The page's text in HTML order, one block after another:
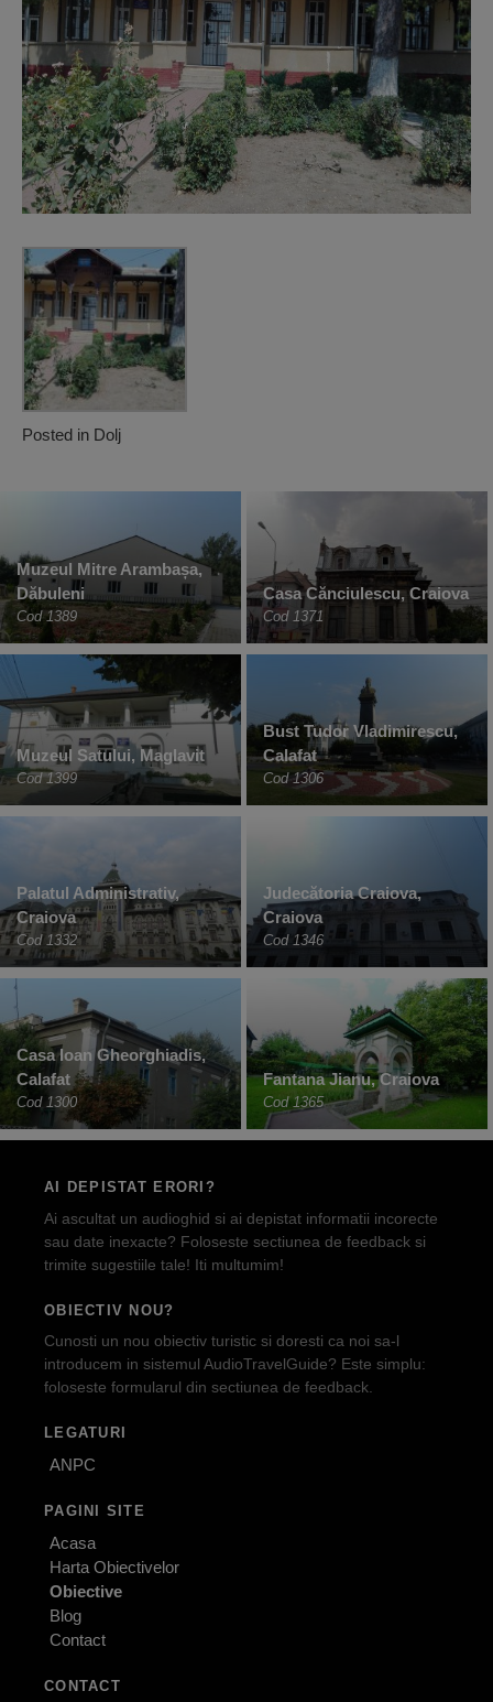
Posted in Dolj
Muzeul Mitre Arambașa,
Dăbuleni
Cod 1389
Casa Cănciulescu, Craiova
Cod 1371
Muzeul Satului, Maglavit
Cod 1399
Bust Tudor Vladimirescu,
Calafat
Cod 1306
Palatul Administrativ,
Craiova
Cod 1332
Judecătoria Craiova,
Craiova
Cod 1346
Casa Ioan Gheorghiadis,
Calafat
Cod 1300
Fantana Jianu, Craiova
Cod 1365
AI DEPISTAT ERORI?
Ai ascultat un audioghid si ai depistat informatii incorecte
sau date inexacte? Foloseste sectiunea de feedback si
trimite sugestiile tale! Iti multumim!
OBIECTIV NOU?
Cunosti un nou obiectiv turistic si doresti ca noi sa-l
introducem in sistemul AudioTravelGuide? Este simplu:
foloseste formularul din sectiunea de feedback.
LEGATURI
ANPC
PAGINI SITE
Acasa
Harta Obiectivelor
Obiective
Blog
Contact
CONTACT